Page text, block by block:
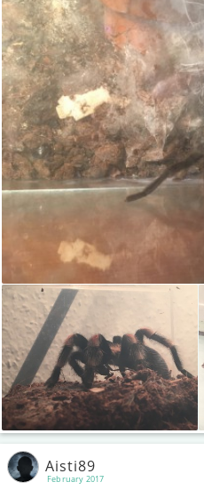
February 2017
Aisti89